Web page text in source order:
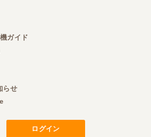
エカワ
しかった 色彩選別機を買うことができ
かも、未使用の状態です。 当方の価格に
の米の販売促進に弾みをつけることがで
当にありがとうございました。 また、ご
ガイド
らせ
ログイン